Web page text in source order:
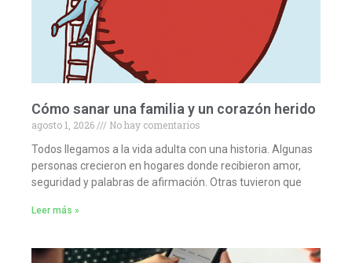
Cómo sanar una familia y un corazón herido
agosto 1, 2026
No hay comentarios
Todos llegamos a la vida adulta con una historia. Algunas
personas crecieron en hogares donde recibieron amor,
seguridad y palabras de afirmación. Otras tuvieron que
Leer más »